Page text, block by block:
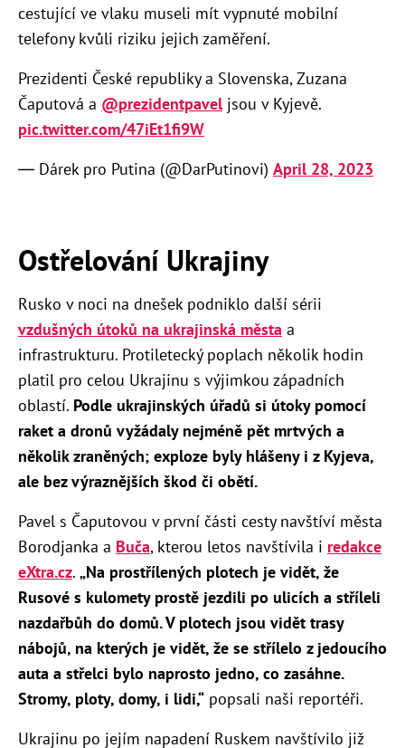
cestující ve vlaku museli mít vypnuté mobilní
telefony kvůli riziku jejich zaměření.
Prezidenti České republiky a Slovenska, Zuzana
Čaputová a @prezidentpaveljsou v Kyjevě.
pic.twitter.com/47iEt1fi9W
— Dárek pro Putina (@DarPutinovi) April 28, 2023
Ostřelování Ukrajiny
Rusko v noci na dnešek podniklo další sérii
vzdušných útoků na ukrajinská města a
infrastrukturu. Protiletecký poplach několik hodin
platil pro celou Ukrajinu s výjimkou západních
oblastí. Podle ukrajinských úřadů si útoky pomocí
raket a dronů vyžádaly nejméně pět mrtvých a
několik zraněných; exploze byly hlášeny i z Kyjeva,
ale bez výraznějších škod či obětí.
Pavel s Čaputovou v první části cesty navštíví města
Borodjanka a Buča, kterou letos navštívila i redakce
eXtra.cz. „Na prostřílených plotech je vidět, že
Rusové s kulomety prostě jezdili po ulicích a stříleli
nazdařbůh do domů. V plotech jsou vidět trasy
nábojů, na kterých je vidět, že se střílelo z jedoucího
auta a střelci bylo naprosto jedno, co zasáhne.
Stromy, ploty, domy, i lidi,“ popsali naši reportéři.
Ukrajinu po jejím napadení Ruskem navštívilo již